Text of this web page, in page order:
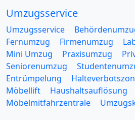
Umzugsservice
Umzugsservice
Fernumzug
Firmenumzug
Mini Umzug
Praxisumzug
Seniorenumzug
Entrümpelung
Möbellift
Haushaltsauflösung
Möbelmitfahrzentrale